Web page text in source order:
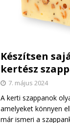
Készítsen
kertész
7. május 2024
A kerti szappanok
amelyeket könnyen
már ismeri a